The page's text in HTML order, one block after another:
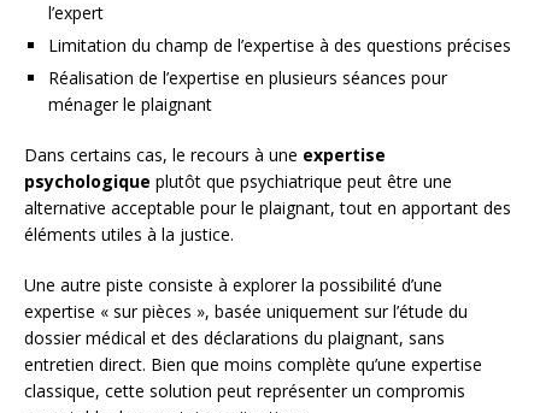
l’expert
Limitation du champ de l’expertise à des questions précises
Réalisation de l’expertise en plusieurs séances pour
ménager le plaignant
Dans certains cas, le recours à une expertise
psychologique plutôt que psychiatrique peut être une
alternative acceptable pour le plaignant, tout en apportant des
éléments utiles à la justice.
Une autre piste consiste à explorer la possibilité d’une
expertise « sur pièces », basée uniquement sur l’étude du
dossier médical et des déclarations du plaignant, sans
entretien direct. Bien que moins complète qu’une expertise
classique, cette solution peut représenter un compromis